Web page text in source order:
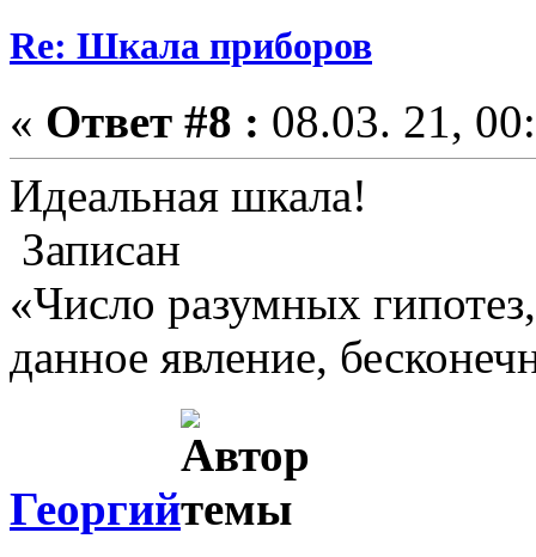
Re: Шкала приборов
« Ответ #8 : 08.03. 21,
Идеальная шкала!
Записан
«Число разумных
данное явление,
Георгий